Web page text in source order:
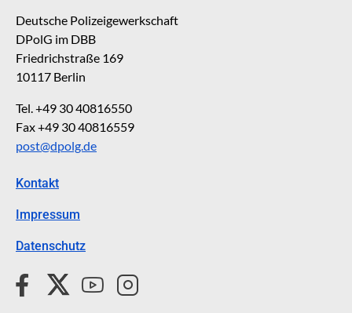
Deutsche Polizeigewerkschaft
DPolG im DBB
Friedrichstraße 169
10117 Berlin
Tel. +49 30 40816550
Fax +49 30 40816559
post@dpolg.de
Kontakt
Impressum
Datenschutz